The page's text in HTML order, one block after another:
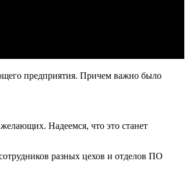
предприятия. Причем важно было
Надеемся, что это станет
разных цехов и отделов ПО